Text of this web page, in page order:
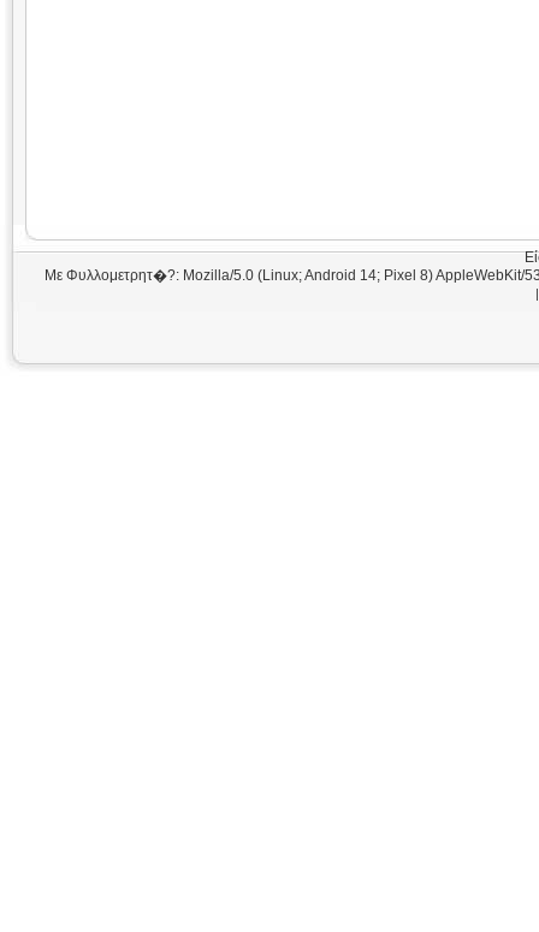
Με Φυλλομετρητ�?: Mozilla/5.0 (Linux; Android 14; Pixel 8) AppleWebKit/